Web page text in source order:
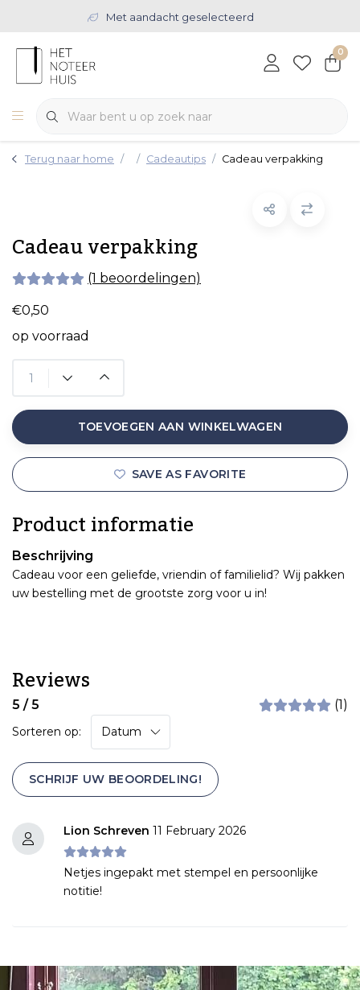
Met aandacht geselecteerd
0
Terug naar home Cadeautips Cadeau verpakking
Cadeau verpakking
(1 beoordelingen)
€0,50
op voorraad
TOEVOEGEN AAN WINKELWAGEN
SAVE AS FAVORITE
Product informatie
Beschrijving
Cadeau voor een geliefde, vriendin of familielid? Wij pakken
uw bestelling met de grootste zorg voor u in!
Reviews
5 / 5 (1)
Sorteren op:
SCHRIJF UW BEOORDELING!
Lion Schreven 11 February 2026
Netjes ingepakt met stempel en persoonlijke
notitie!